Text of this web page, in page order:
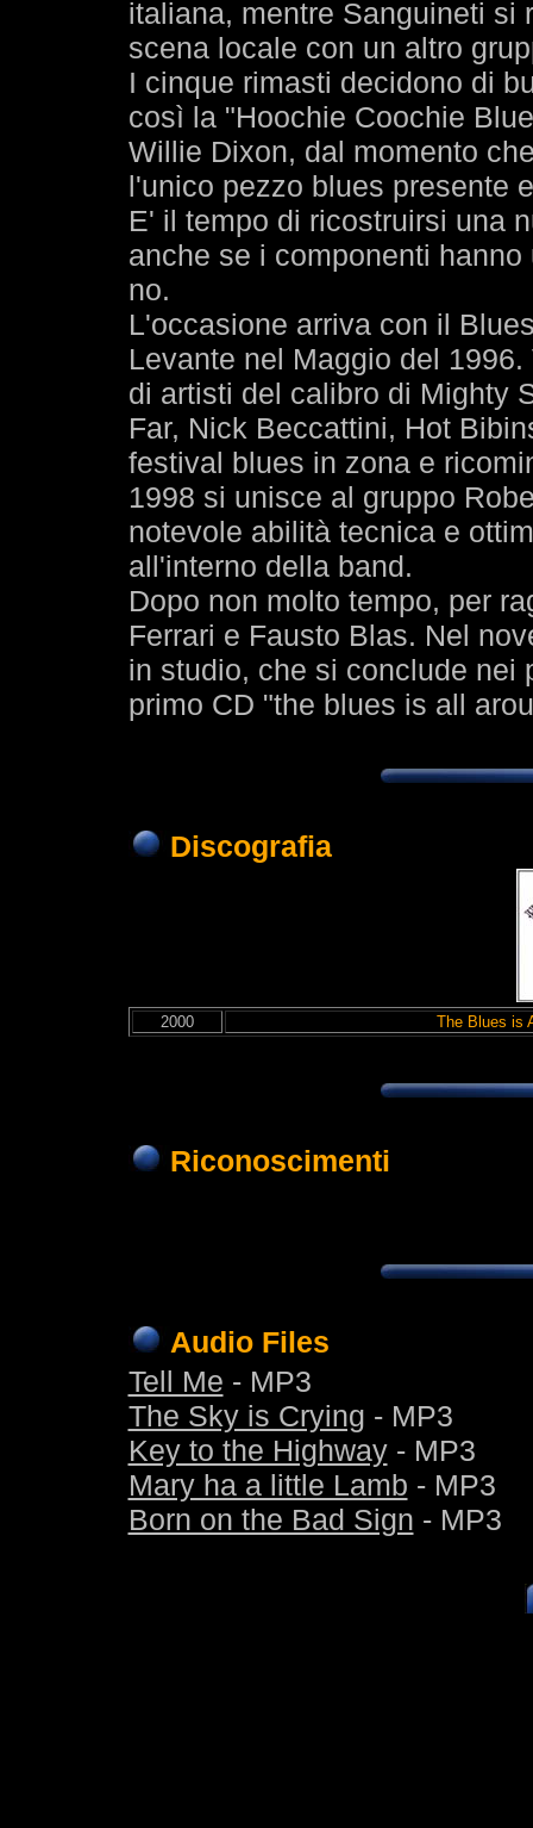
italiana, mentre Sanguineti si
scena locale con un altro
I cinque rimasti decidono di
così la "Hoochie Coochie
Willie Dixon, dal momento
l'unico pezzo blues presente
E' il tempo di ricostruirsi una
anche se i componenti
no.
L'occasione arriva con il
Levante nel Maggio del
di artisti del calibro di Mighty
Far, Nick Beccattini, Hot
festival blues in zona e
1998 si unisce al gruppo
notevole abilità tecnica e
all'interno della band.
Dopo non molto tempo, per
Ferrari e Fausto Blas. Nel
in studio, che si conclude nei
primo CD "the blues is all
Discografia
2000 The Blues is
Riconoscimenti
Audio Files
Tell Me - MP3
The Sky is Crying - MP3
Key to the Highway- MP3
Mary ha a little Lamb - MP3
Born on the Bad Sign - MP3